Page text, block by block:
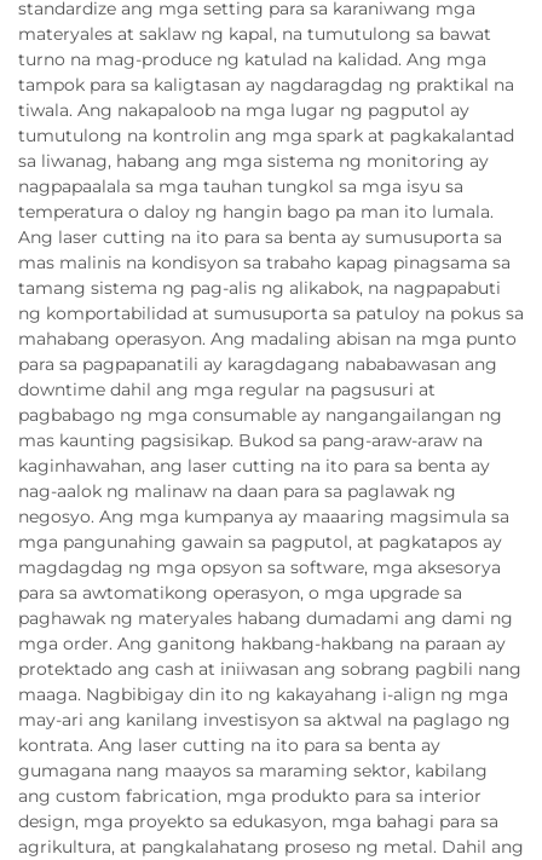
standardize ang mga setting para sa karaniwang mga
materyales at saklaw ng kapal, na tumutulong sa bawat
turno na mag-produce ng katulad na kalidad. Ang mga
tampok para sa kaligtasan ay nagdaragdag ng praktikal na
tiwala. Ang nakapaloob na mga lugar ng pagputol ay
tumutulong na kontrolin ang mga spark at pagkakalantad
sa liwanag, habang ang mga sistema ng monitoring ay
nagpapaalala sa mga tauhan tungkol sa mga isyu sa
temperatura o daloy ng hangin bago pa man ito lumala.
Ang laser cutting na ito para sa benta ay sumusuporta sa
mas malinis na kondisyon sa trabaho kapag pinagsama sa
tamang sistema ng pag-alis ng alikabok, na nagpapabuti
ng komportabilidad at sumusuporta sa patuloy na pokus sa
mahabang operasyon. Ang madaling abisan na mga punto
para sa pagpapanatili ay karagdagang nababawasan ang
downtime dahil ang mga regular na pagsusuri at
pagbabago ng mga consumable ay nangangailangan ng
mas kaunting pagsisikap. Bukod sa pang-araw-araw na
kaginhawahan, ang laser cutting na ito para sa benta ay
nag-aalok ng malinaw na daan para sa paglawak ng
negosyo. Ang mga kumpanya ay maaaring magsimula sa
mga pangunahing gawain sa pagputol, at pagkatapos ay
magdagdag ng mga opsyon sa software, mga aksesorya
para sa awtomatikong operasyon, o mga upgrade sa
paghawak ng materyales habang dumadami ang dami ng
mga order. Ang ganitong hakbang-hakbang na paraan ay
protektado ang cash at iniiwasan ang sobrang pagbili nang
maaga. Nagbibigay din ito ng kakayahang i-align ng mga
may-ari ang kanilang investisyon sa aktwal na paglago ng
kontrata. Ang laser cutting na ito para sa benta ay
gumagana nang maayos sa maraming sektor, kabilang
ang custom fabrication, mga produkto para sa interior
design, mga proyekto sa edukasyon, mga bahagi para sa
agrikultura, at pangkalahatang proseso ng metal. Dahil ang